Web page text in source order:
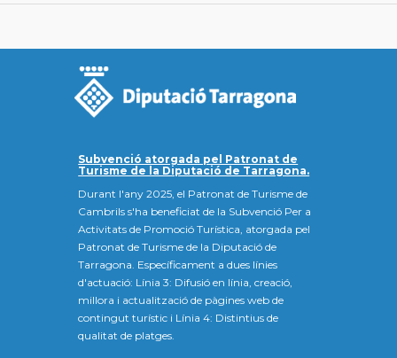
Subvenció atorgada pel Patronat de
Turisme de la Diputació de Tarragona.
Durant l'any 2025, el Patronat de Turisme de
Cambrils s'ha beneficiat de la Subvenció Per a
Activitats de Promoció Turística, atorgada pel
Patronat de Turisme de la Diputació de
Tarragona. Específicament a dues línies
d'actuació: Línia 3: Difusió en línia, creació,
millora i actualització de pàgines web de
contingut turístic i Línia 4: Distintius de
qualitat de platges.